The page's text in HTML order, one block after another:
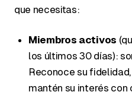
que necesitas:
Miembros activos
los últimos 30 días):
Reconoce su
mantén su interés